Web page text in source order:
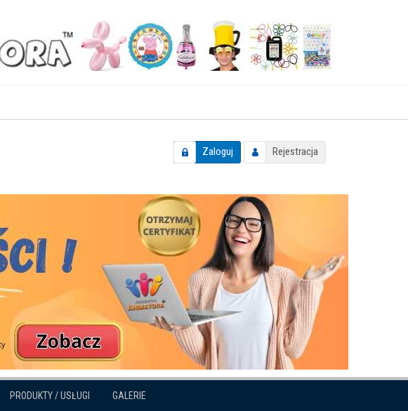
Zaloguj Rejestracja
PRODUKTY / USŁUGI GALERIE